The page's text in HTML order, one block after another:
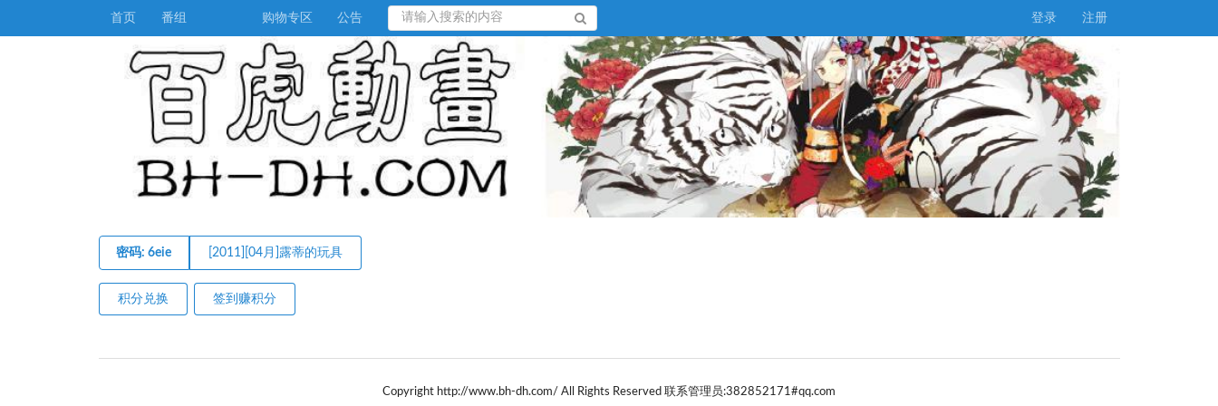
首页 番组 购物专区 公告 登录 注册
密码: 6eie [2011][04月]露蒂的玩具
积分兑换 签到赚积分
Copyright http://www.bh-dh.com/ All Rights Reserved 联系管理员:382852171#qq.com